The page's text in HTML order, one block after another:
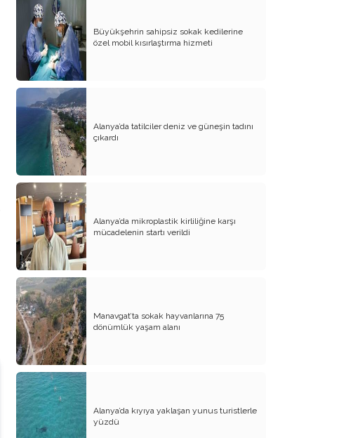
Kreşten Üniversiteye Tavsiyelerim
Binalar ve Zinalar
Altın Takı Mağdurları
Protokol
Modifiye Kadınlar
Evliliğin Anatomisi
Diyanet İşleri Hallet Şu İşleri
Mezarcı Hikmet’in Yürek Burkan Hayat
Hikayesi
Neşet Ertaş’ın Anısına
Canım Yurdum İnsanları - 1
Bu Yazım Sözde Değil Özde
Müslüman Olan Ülkeler İçindir!!
Aileme Duyduğum Özlem
Kırtasiye Vurgunu
Dijital Çağın Çocukları
Sıcak, Sıcak Çok Sıcak !!
FİKRET OTYAM’IN ANISINA
Büyükşehrin sahipsiz sokak kedilerine
özel mobil kısırlaştırma hizmeti
Alanya’da tatilciler deniz ve güneşin tadını
çıkardı
Alanya’da mikroplastik kirliliğine karşı
mücadelenin startı verildi
Manavgat’ta sokak hayvanlarına 75
dönümlük yaşam alanı
Alanya’da kıyıya yaklaşan yunus turistlerle
yüzdü